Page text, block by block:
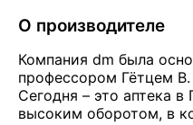
О производителе
Компания dm была
профессором Гётцем
Сегодня – это аптека
высоким оборотом, в